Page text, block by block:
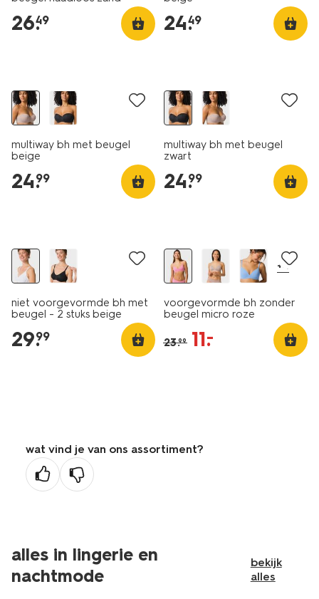
26.
49 24.
49
multiway bh met beugel
beige
24.
99
multiway bh met beugel
zwart
24.
99
niet voorgevormde bh met
beugel - 2 stuks beige
29.
99
+4
voorgevormde bh zonder
beugel micro roze
23.99 11.
–
wat vind je van ons assortiment?
alles in lingerie en
nachtmode
bekijk
alles